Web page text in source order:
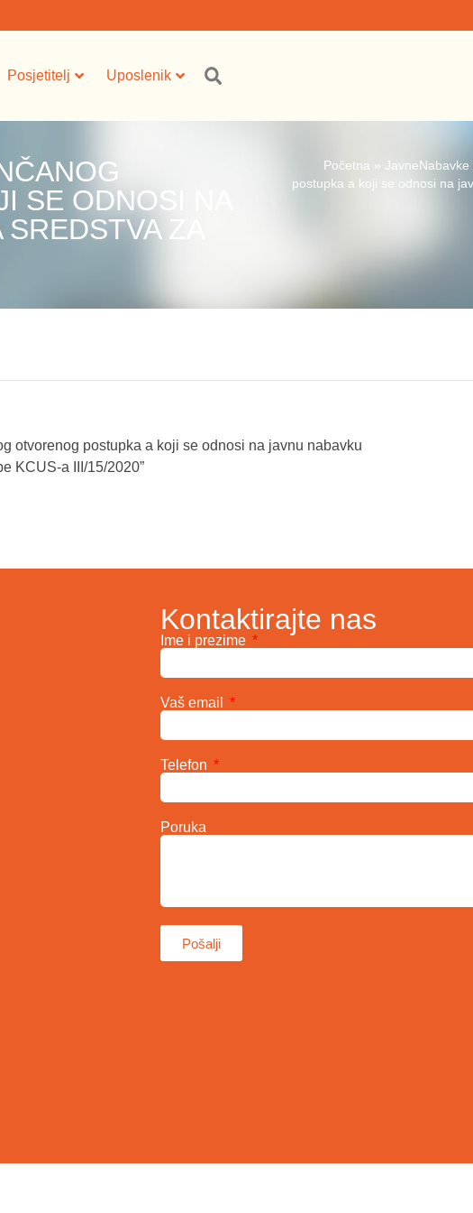
Posjetitelj Uposlenik
SE ODNOSI NA
ZA
Početna » JavneNabavke
postupka a koji se odnosi na
otvorenog postupka a koji se odnosi na javnu nabavku
KCUS-a III/15/2020”
Kontaktirajte nas
Ime i prezime
Vaš email
Telefon
Poruka
Pošalji